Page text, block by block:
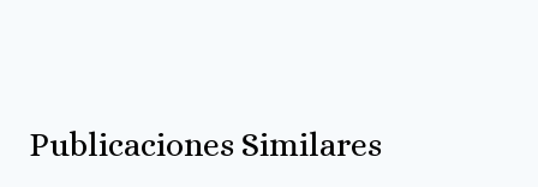
Publicaciones Similares